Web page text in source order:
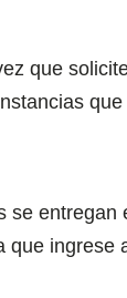
que